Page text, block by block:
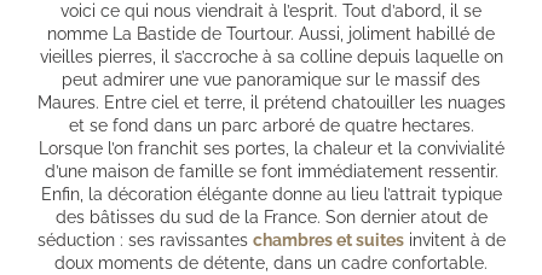
voici ce qui nous viendrait à l’esprit. Tout d’abord, il se
nomme La Bastide de Tourtour. Aussi, joliment habillé de
vieilles pierres, il s’accroche à sa colline depuis laquelle on
peut admirer une vue panoramique sur le massif des
Maures. Entre ciel et terre, il prétend chatouiller les nuages
et se fond dans un parc arboré de quatre hectares.
Lorsque l’on franchit ses portes, la chaleur et la convivialité
d’une maison de famille se font immédiatement ressentir.
Enfin, la décoration élégante donne au lieu l’attrait typique
des bâtisses du sud de la France. Son dernier atout de
séduction : ses ravissantes chambres et suitesinvitent à de
doux moments de détente, dans un cadre confortable.